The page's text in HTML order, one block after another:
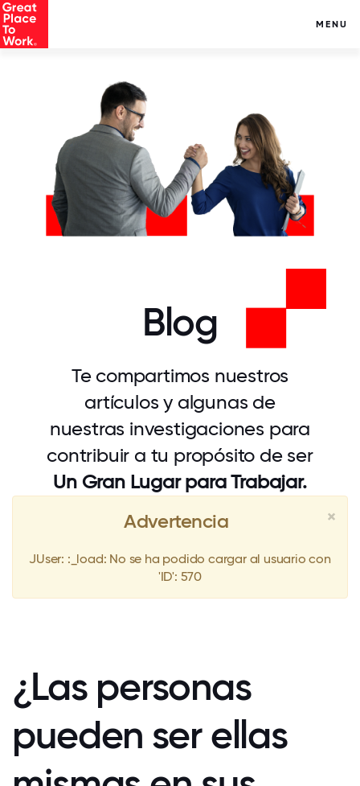
MENU
Blog
Te compartimos nuestros
artículos y algunas de
nuestras investigaciones para
contribuir a tu propósito de ser
Un Gran Lugar para Trabajar.
×
Advertencia
JUser: :_load: No se ha podido cargar al usuario con
'ID': 570
¿Las personas
pueden ser ellas